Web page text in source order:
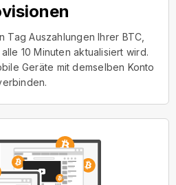
Tag Auszahlungen Ihrer BTC,
10 Minuten aktualisiert wird.
Geräte mit demselben Konto